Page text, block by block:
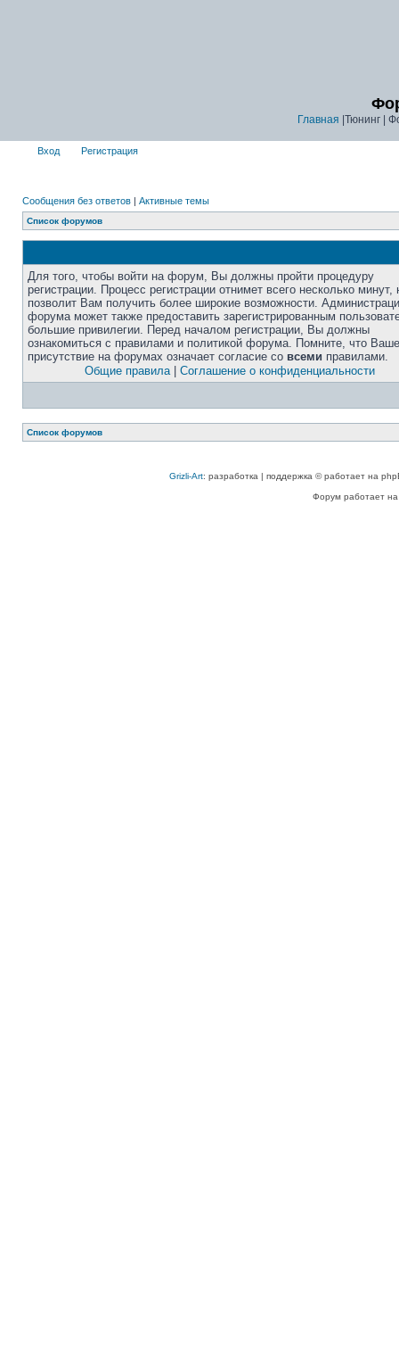
Главная |Тюнинг |
Вход Регистрация
Сообщения без ответов | Активные темы
Список форумов
Для того, чтобы войти на форум, Вы должны пройти процедуру
регистрации. Процесс регистрации отнимет всего несколько минут,
позволит Вам получить более широкие возможности.
форума может также предоставить зарегистрированным
большие привилегии. Перед началом регистрации, Вы должны
ознакомиться с правилами и политикой форума. Помните, что Ваше
присутствие на форумах означает согласие со всеми правилами.
Общие правила| Соглашение о конфиденциальности
Список форумов
Grizli-Art: разработка | поддержка © работает на
Форум работает